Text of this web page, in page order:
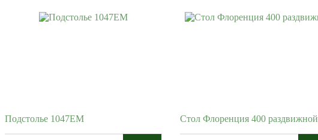
Подстолье 1047EM Стол Флоренция 400 раздвижной